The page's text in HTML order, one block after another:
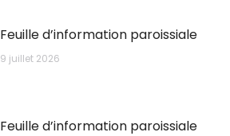
Feuille d’information paroissiale
9 juillet 2026
Feuille d’information paroissiale